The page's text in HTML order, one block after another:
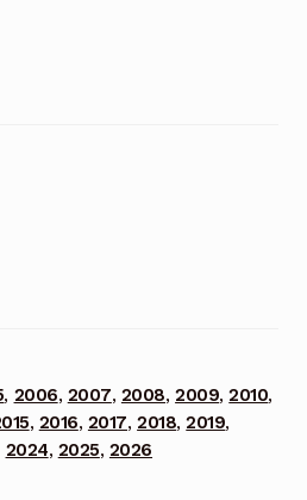
, 2006, 2007, 2008,2009,2010,
, 2016, 2017,2018,2019,
2024, 2025, 2026